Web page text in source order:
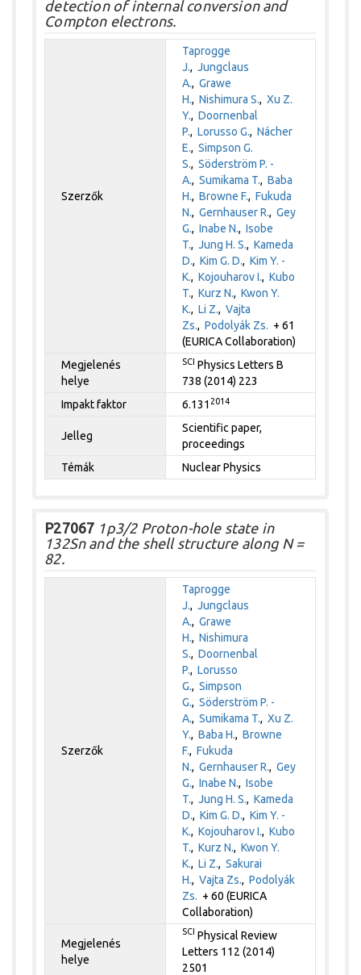
detection of internal conversion and
Compton electrons.
Szerzők
Taprogge
J.,Jungclaus
A.,Grawe
H.,Nishimura S.,Xu Z.
Y.,Doornenbal
P.,Lorusso G.,Nácher
E.,Simpson G.
S.,Söderström P. -
A.,Sumikama T.,Baba
H.,Browne F.,Fukuda
N.,Gernhauser R.,Gey
G.,Inabe N.,Isobe
T.,Jung H. S.,Kameda
D.,Kim G. D.,Kim Y. -
K.,Kojouharov I.,Kubo
T.,Kurz N.,Kwon Y.
K.,Li Z.,Vajta
Zs.,Podolyák Zs. + 61
(EURICA Collaboration)
Megjelenés
helye
SCI Physics Letters B
738 (2014) 223
Impakt faktor
6.131 2014
Jelleg
Scientific paper,
proceedings
Témák
Nuclear Physics
P27067 1p3/2 Proton-hole state in
132Sn and the shell structure along N =
82.
Szerzők
Taprogge
J.,Jungclaus
A.,Grawe
H.,Nishimura
S.,Doornenbal
P.,Lorusso
G.,Simpson
G.,Söderström P. -
A.,Sumikama T.,Xu Z.
Y.,Baba H.,Browne
F.,Fukuda
N.,Gernhauser R.,Gey
G.,Inabe N.,Isobe
T.,Jung H. S.,Kameda
D.,Kim G. D.,Kim Y. -
K.,Kojouharov I.,Kubo
T.,Kurz N.,Kwon Y.
K.,Li Z.,Sakurai
H.,Vajta Zs.,Podolyák
Zs. + 60 (EURICA
Collaboration)
Megjelenés
helye
SCI Physical Review
Letters 112 (2014)
2501